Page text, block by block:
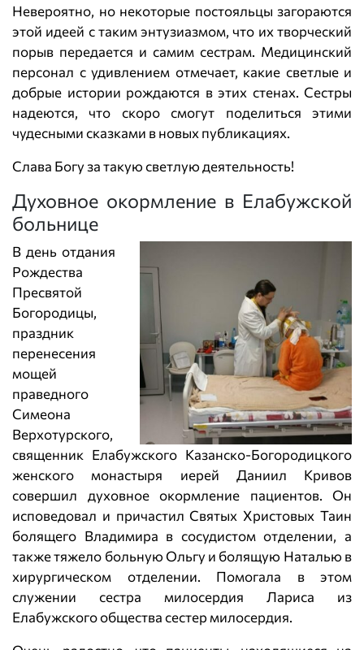
Невероятно, но некоторые постояльцы загораются
этой идеей с таким энтузиазмом, что их творческий
порыв передается и самим сестрам. Медицинский
персонал с удивлением отмечает, какие светлые и
добрые истории рождаются в этих стенах. Сестры
надеются, что скоро смогут поделиться этими
чудесными сказками в новых публикациях.
Слава Богу за такую светлую деятельность!
Духовное окормление в Елабужской
больнице
В день отдания
Рождества
Пресвятой
Богородицы,
праздник
перенесения
мощей
праведного
Симеона
Верхотурского,
священник Елабужского Казанско-Богородицкого
женского монастыря иерей Даниил Кривов
совершил духовное окормление пациентов. Он
исповедовал и причастил Святых Христовых Таин
болящего Владимира в сосудистом отделении, а
также тяжело больную Ольгу и болящую Наталью в
хирургическом отделении. Помогала в этом
служении сестра милосердия Лариса из
Елабужского общества сестер милосердия.